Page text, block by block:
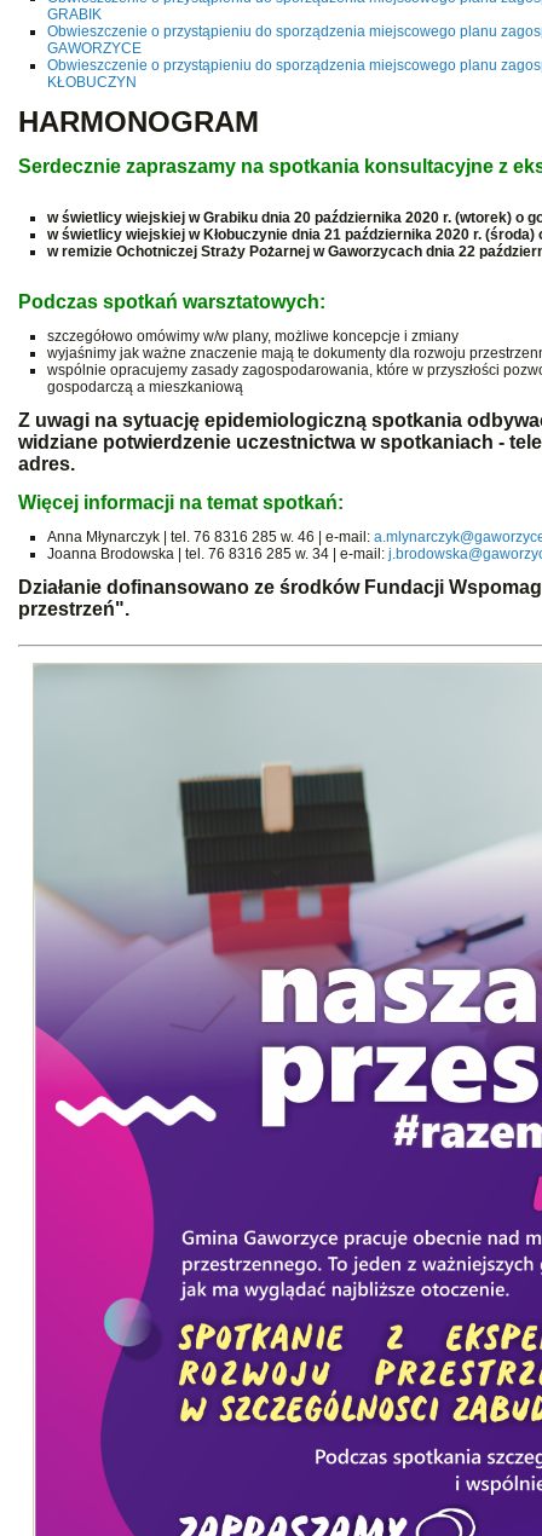
GRABIK
Obwieszczenie o przystąpieniu do sporządzenia miejscowego planu
GAWORZYCE
Obwieszczenie o przystąpieniu do sporządzenia miejscowego planu
KŁOBUCZYN
HARMONOGRAM
Serdecznie zapraszamy na spotkania konsultacyjne z
w świetlicy wiejskiej w Grabiku dnia 20 października 2020 r. (wtorek) o
w świetlicy wiejskiej w Kłobuczynie dnia 21 października 2020 r. (środa)
w remizie Ochotniczej Straży Pożarnej w Gaworzycach dnia 22
Podczas spotkań warsztatowych:
szczegółowo omówimy w/w plany, możliwe koncepcje i zmiany
wyjaśnimy jak ważne znaczenie mają te dokumenty dla rozwoju
wspólnie opracujemy zasady zagospodarowania, które w przyszłości
gospodarczą a mieszkaniową
Z uwagi na sytuację epidemiologiczną spotkania
widziane potwierdzenie uczestnictwa w spotkaniach -
adres.
Więcej informacji na temat spotkań:
Anna Młynarczyk | tel. 76 8316 285 w. 46 | e-mail:
Joanna Brodowska | tel. 76 8316 285 w. 34 | e-mail:
Działanie dofinansowano ze środków Fundacji
przestrzeń".